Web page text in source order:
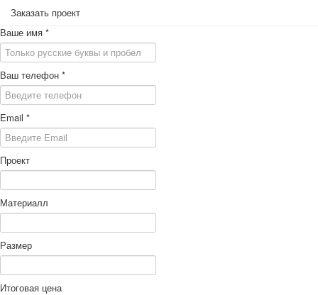
Заказать проект
Ваше имя *
Ваш телефон *
Email *
Проект
Материалл
Размер
Итоговая цена